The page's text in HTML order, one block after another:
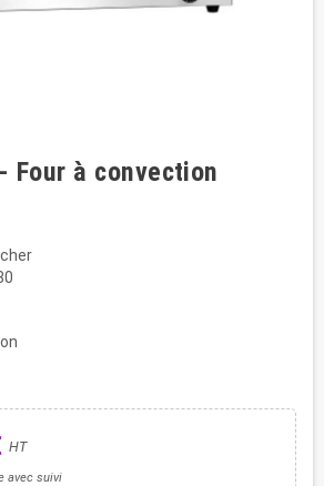
- Four à convection
HT
avec suivi